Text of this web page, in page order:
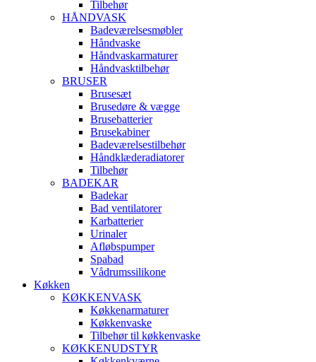
Tilbehør
HÅNDVASK
Badeværelsesmøbler
Håndvaske
Håndvaskarmaturer
Håndvasktilbehør
BRUSER
Brusesæt
Brusedøre & vægge
Brusebatterier
Brusekabiner
Badeværelsestilbehør
Håndklæderadiatorer
Tilbehør
BADEKAR
Badekar
Bad ventilatorer
Karbatterier
Urinaler
Afløbspumper
Spabad
Vådrumssilikone
Køkken
KØKKENVASK
Køkkenarmaturer
Køkkenvaske
Tilbehør til køkkenvaske
KØKKENUDSTYR